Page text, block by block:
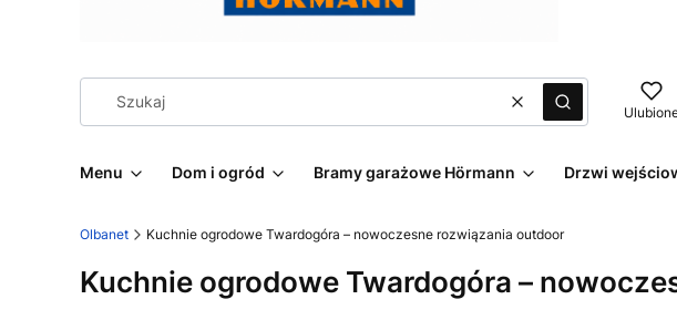
WyczyśćSzukaj
Menu Dom i ogród Bramy garażowe Hörmann Drzwi
Olbanet Kuchnie ogrodowe Twardogóra – nowoczesne rozwiązania outdoor
Kuchnie ogrodowe Twardogóra –